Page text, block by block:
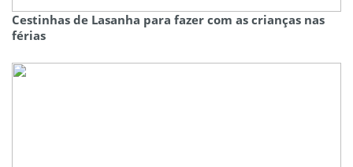
Cestinhas de Lasanha para fazer com as crianças nas
férias